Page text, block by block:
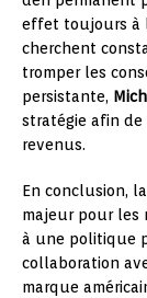
effet toujours à
cherchent
tromper les
persistante,
stratégie afin de
revenus.
En conclusion,
majeur pour les
à une politique
collaboration
marque